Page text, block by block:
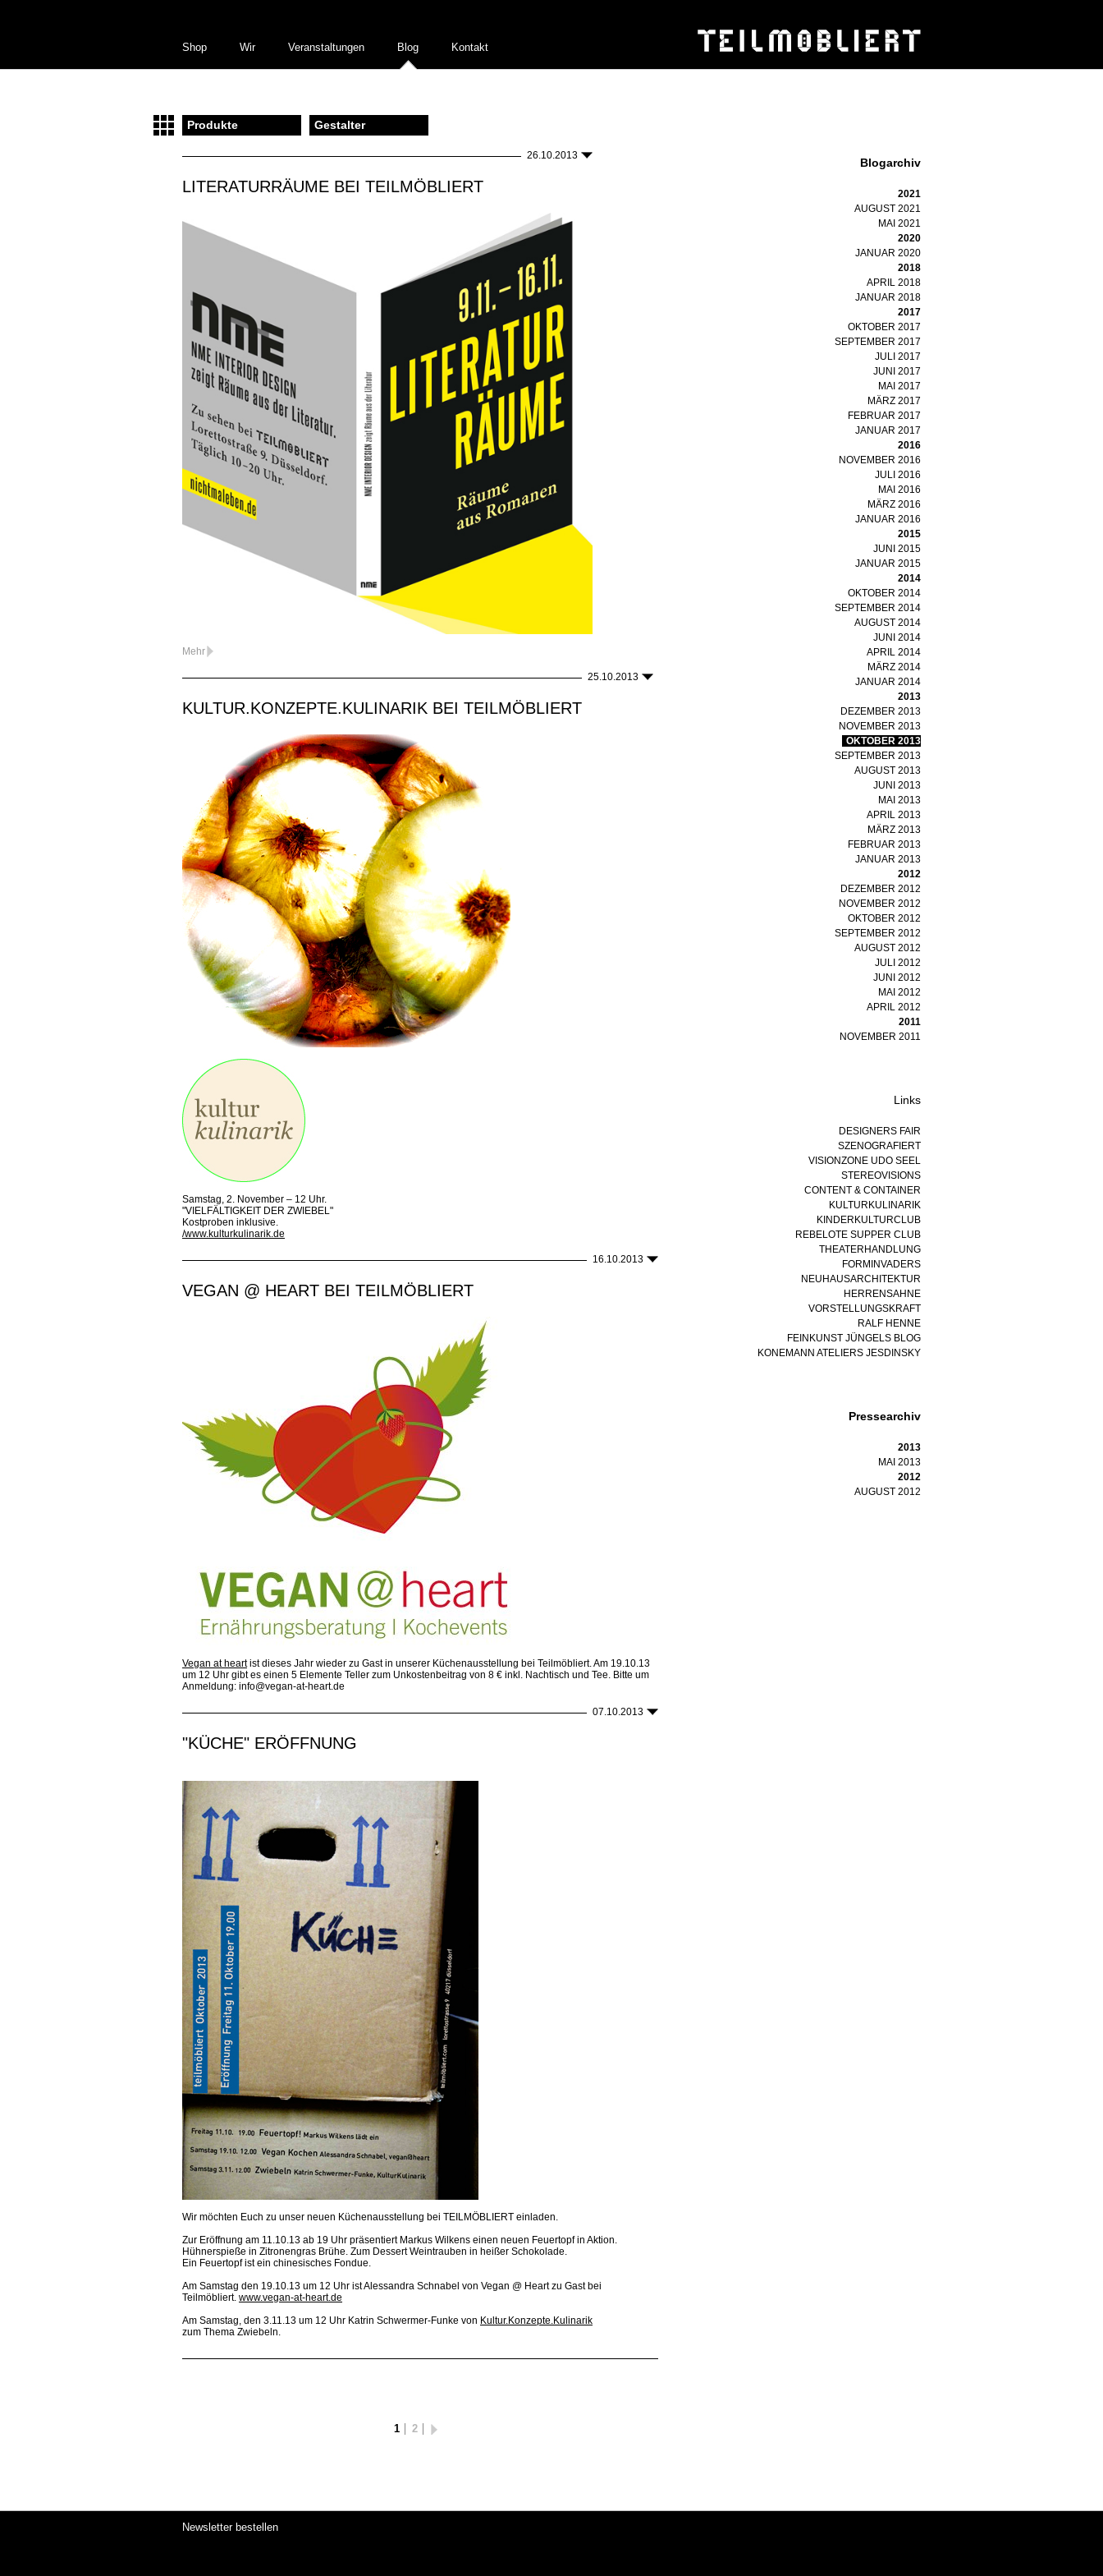
Shop Wir Veranstaltungen Blog Kontakt
Produkte Gestalter
Blogarchiv
2021
AUGUST 2021
MAI 2021
2020
JANUAR 2020
2018
APRIL 2018
JANUAR 2018
2017
OKTOBER 2017
SEPTEMBER 2017
JULI 2017
JUNI 2017
MAI 2017
MÄRZ 2017
FEBRUAR 2017
JANUAR 2017
2016
NOVEMBER 2016
JULI 2016
MAI 2016
MÄRZ 2016
JANUAR 2016
2015
JUNI 2015
JANUAR 2015
2014
OKTOBER 2014
SEPTEMBER 2014
AUGUST 2014
JUNI 2014
APRIL 2014
MÄRZ 2014
JANUAR 2014
2013
DEZEMBER 2013
NOVEMBER 2013
OKTOBER 2013
SEPTEMBER 2013
AUGUST 2013
JUNI 2013
MAI 2013
APRIL 2013
MÄRZ 2013
FEBRUAR 2013
JANUAR 2013
2012
DEZEMBER 2012
NOVEMBER 2012
OKTOBER 2012
SEPTEMBER 2012
AUGUST 2012
JULI 2012
JUNI 2012
MAI 2012
APRIL 2012
2011
NOVEMBER 2011
Links
DESIGNERS FAIR
SZENOGRAFIERT
VISIONZONE UDO SEEL
STEREOVISIONS
CONTENT & CONTAINER
KULTURKULINARIK
KINDERKULTURCLUB
REBELOTE SUPPER CLUB
THEATERHANDLUNG
FORMINVADERS
NEUHAUSARCHITEKTUR
HERRENSAHNE
VORSTELLUNGSKRAFT
RALF HENNE
FEINKUNST JÜNGELS BLOG
KONEMANN ATELIERS JESDINSKY
Pressearchiv
2013
MAI 2013
2012
AUGUST 2012
26.10.2013
LITERATURRÄUME BEI TEILMÖBLIERT
Mehr
25.10.2013
KULTUR.KONZEPTE.KULINARIK BEI TEILMÖBLIERT
Samstag, 2. November – 12 Uhr.
"VIELFÄLTIGKEIT DER ZWIEBEL"
Kostproben inklusive.
/www.kulturkulinarik.de
16.10.2013
VEGAN @ HEART BEI TEILMÖBLIERT
Vegan at heartist dieses Jahr wieder zu Gast in unserer Küchenausstellung bei Teilmöbliert. Am 19.10.13
um 12 Uhr gibt es einen 5 Elemente Teller zum Unkostenbeitrag von 8 € inkl. Nachtisch und Tee. Bitte um
Anmeldung: info@vegan-at-heart.de
07.10.2013
"KÜCHE" ERÖFFNUNG
Wir möchten Euch zu unser neuen Küchenausstellung bei TEILMÖBLIERT einladen.
Zur Eröffnung am 11.10.13 ab 19 Uhr präsentiert Markus Wilkens einen neuen Feuertopf in Aktion.
Hühnerspieße in Zitronengras Brühe. Zum Dessert Weintrauben in heißer Schokolade.
Ein Feuertopf ist ein chinesisches Fondue.
Am Samstag den 19.10.13 um 12 Uhr ist Alessandra Schnabel von Vegan @ Heart zu Gast bei
Teilmöbliert. www.vegan-at-heart.de
Am Samstag, den 3.11.13 um 12 Uhr Katrin Schwermer-Funke von Kultur.Konzepte.Kulinarik
zum Thema Zwiebeln.
1 2
Newsletter bestellen